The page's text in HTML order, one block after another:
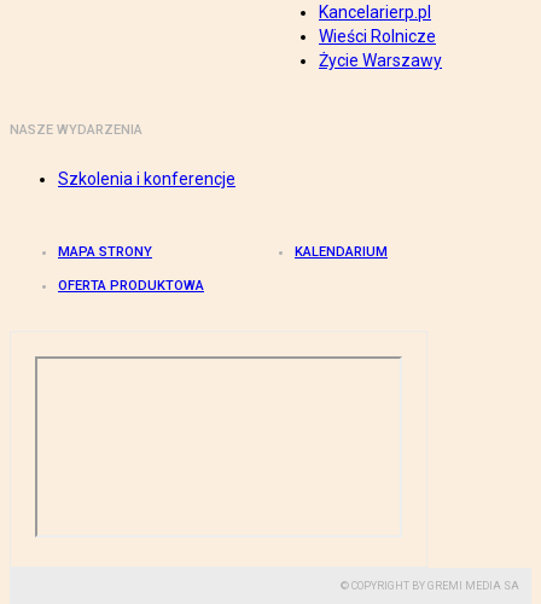
Kancelarierp.pl
Wieści Rolnicze
Życie Warszawy
NASZE WYDARZENIA
Szkolenia i konferencje
MAPA STRONY KALENDARIUM
OFERTA PRODUKTOWA
© COPYRIGHT BY GREMI MEDIA SA